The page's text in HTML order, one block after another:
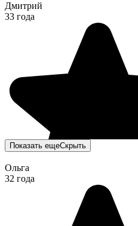
Дмитрий
33 года
Показать ещеСкрыть
Ольга
32 года